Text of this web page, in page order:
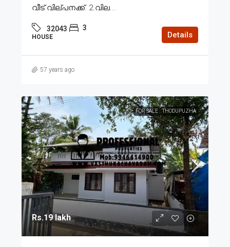
വീട് വില്പനക്ക്. 2.വില...
32043 3
HOUSE Details
57 years ago
FOR SALE THODUPUZHA
Rs.19 lakh